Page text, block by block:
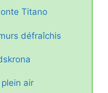
Titano
défraîchis
air